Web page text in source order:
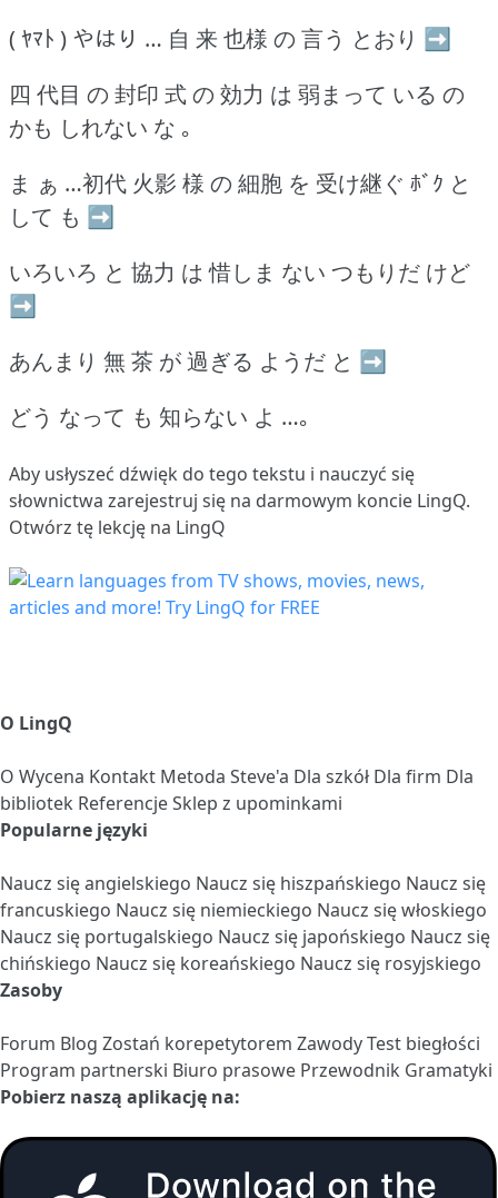
( ﾔﾏﾄ ) やはり … 自 来 也様 の 言う とおり ➡
四 代目 の 封印 式 の 効力 は 弱まって いる の
かも しれない な ｡
ま ぁ …初代 火影 様 の 細胞 を 受け継ぐ ﾎﾞｸ と
して も ➡
いろいろ と 協力 は 惜しま ない つもりだ けど
➡
あんまり 無 茶 が 過ぎる ようだ と ➡
どう なって も 知らない よ …｡
Aby usłyszeć dźwięk do tego tekstu i nauczyć się
słownictwa zarejestruj się na darmowym koncie LingQ.
Otwórz tę lekcję na LingQ
O LingQ
O Wycena Kontakt Metoda Steve'a Dla szkół Dla firm Dla
bibliotek ReferencjeSklep z upominkami
Popularne języki
Naucz się angielskiego Naucz się hiszpańskiego Naucz się
francuskiego Naucz się niemieckiego Naucz się włoskiego
Naucz się portugalskiego Naucz się japońskiego Naucz się
chińskiego Naucz się koreańskiego Naucz się rosyjskiego
Zasoby
Forum Blog Zostań korepetytorem ZawodyTest biegłości
Program partnerski Biuro prasowe Przewodnik Gramatyki
Pobierz naszą aplikację na: